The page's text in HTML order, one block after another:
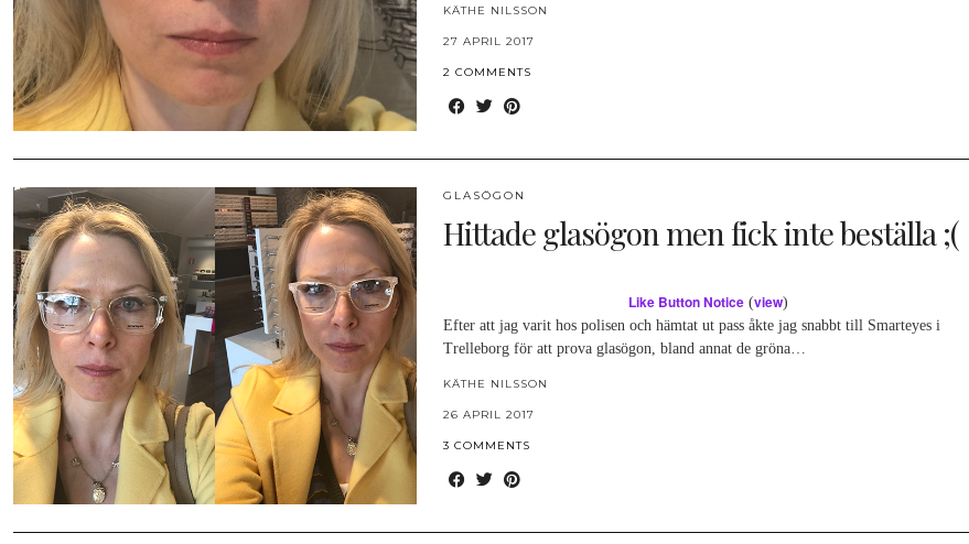
KÄTHE NILSSON
27 APRIL 2017
2 COMMENTS
GLASÖGON
Hittade glasögon men fick inte beställa ;(
Like Button Notice (view)
Efter att jag varit hos polisen och hämtat ut pass åkte jag snabbt till Smarteyes i
Trelleborg för att prova glasögon, bland annat de gröna…
KÄTHE NILSSON
26 APRIL 2017
3 COMMENTS